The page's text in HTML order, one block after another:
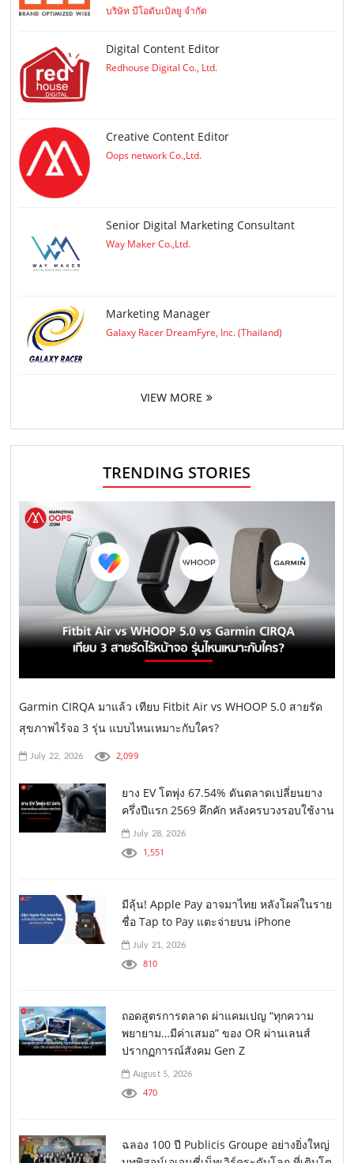
บริษัท บีโอดับเบิลยู จำกัด
Digital Content Editor
Redhouse Digital Co., Ltd.
Creative Content Editor
Oops network Co.,Ltd.
Senior Digital Marketing Consultant
Way Maker Co.,Ltd.
Marketing Manager
Galaxy Racer DreamFyre, Inc. (Thailand)
VIEW MORE
TRENDING STORIES
Garmin CIRQA มาแล้ว เทียบ Fitbit Air vs WHOOP 5.0 สายรัด
สุขภาพไร้จอ 3 รุ่น แบบไหนเหมาะกับใคร?
July 22, 2026 2,099
ยาง EV โตพุ่ง 67.54% ดันตลาดเปลี่ยนยาง
ครึ่งปีแรก 2569 คึกคัก หลังครบวงรอบใช้งาน
July 28, 2026
1,551
มีลุ้น! Apple Pay อาจมาไทย หลังโผล่ในราย
ชื่อ Tap to Pay แตะจ่ายบน iPhone
July 21, 2026
810
ถอดสูตรการตลาด ผ่าแคมเปญ “ทุกความ
พยายาม…มีค่าเสมอ” ของ OR ผ่านเลนส์
ปรากฏการณ์สังคม Gen Z
August 5, 2026
470
ฉลอง 100 ปี Publicis Groupe อย่างยิ่งใหญ่